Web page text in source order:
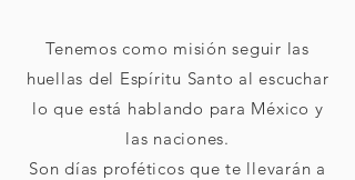
Tenemos como misión seguir las
huellas del Espíritu Santo al escuchar
lo que está hablando para México y
las naciones.
Son días proféticos que te llevarán a